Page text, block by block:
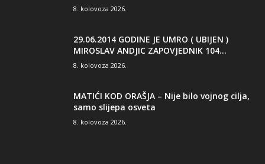
8. kolovoza 2026.
29.06.2014 GODINE JE UMRO ( UBIJEN )
MIROSLAV ANDJIC ZAPOVJEDNIK 104...
8. kolovoza 2026.
MATIĆI KOD ORAŠJA – Nije bilo vojnog cilja,
samo slijepa osveta
8. kolovoza 2026.